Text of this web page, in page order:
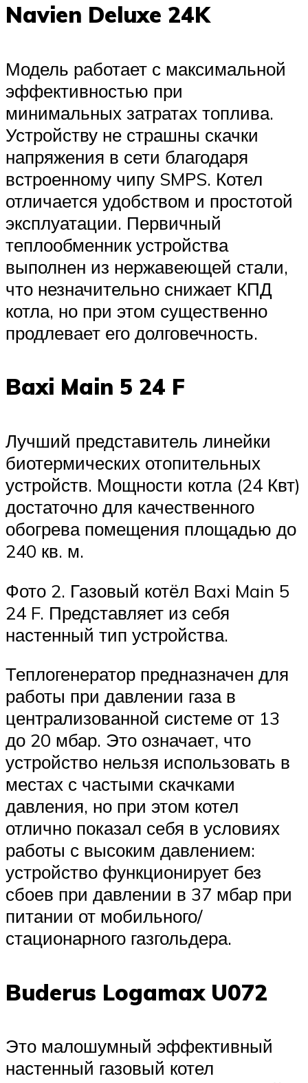
Navien Deluxe 24K
Модель работает с максимальной
эффективностью при
минимальных затратах топлива.
Устройству не страшны скачки
напряжения в сети благодаря
встроенному чипу SMPS. Котел
отличается удобством и простотой
эксплуатации. Первичный
теплообменник устройства
выполнен из нержавеющей стали,
что незначительно снижает КПД
котла, но при этом существенно
продлевает его долговечность.
Baxi Main 5 24 F
Лучший представитель линейки
биотермических отопительных
устройств. Мощности котла (24 Квт)
достаточно для качественного
обогрева помещения площадью до
240 кв. м.
Фото 2. Газовый котёл Baxi Main 5
24 F. Представляет из себя
настенный тип устройства.
Теплогенератор предназначен для
работы при давлении газа в
централизованной системе от 13
до 20 мбар. Это означает, что
устройство нельзя использовать в
местах с частыми скачками
давления, но при этом котел
отлично показал себя в условиях
работы с высоким давлением:
устройство функционирует без
сбоев при давлении в 37 мбар при
питании от мобильного/
стационарного газгольдера.
Buderus Logamax U072
Это малошумный эффективный
настенный газовый котел